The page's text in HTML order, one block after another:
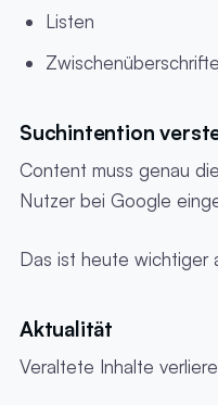
Listen
Suchintention
Content muss genau
Nutzer bei Google
Das ist heute wichtiger
Aktualität
Veraltete Inhalte